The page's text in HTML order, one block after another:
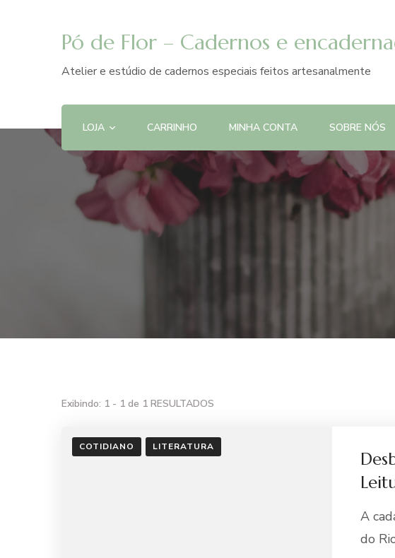
Pó de Flor – Cadernos e
Atelier e estúdio de cadernos especiais feitos artesanalmente
LOJA CARRINHO MINHA CONTA SOBRE NÓS
Exibindo: 1 - 1 de 1 RESULTADOS
COTIDIANO LITERATURA
A
do